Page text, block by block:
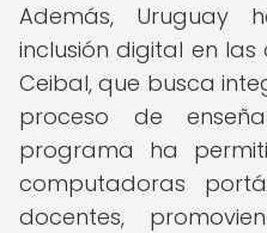
Además,
inclusión digital en
Ceibal, que busca
proceso de
programa ha
computadoras
docentes,